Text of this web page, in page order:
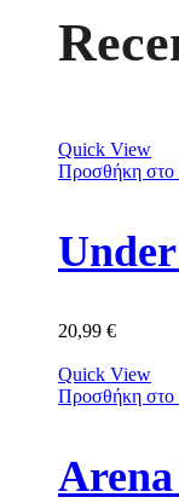
Quick View
Προσθήκη στο
20,99 €
Quick View
Προσθήκη στο
Arena